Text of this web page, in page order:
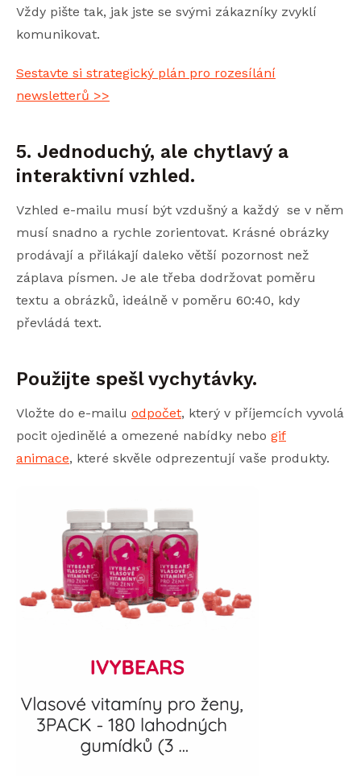
Vždy pište tak, jak jste se svými zákazníky zvyklí
komunikovat.
Sestavte si strategický plán pro rozesílání
newsletterů >>
5. Jednoduchý, ale chytlavý a
interaktivní vzhled.
Vzhled e-mailu musí být vzdušný a každý se v něm
musí snadno a rychle zorientovat. Krásné obrázky
prodávají a přilákají daleko větší pozornost než
záplava písmen. Je ale třeba dodržovat poměru
textu a obrázků, ideálně v poměru 60:40, kdy
převládá text.
Použijte spešl vychytávky.
Vložte do e-mailu odpočet, který v příjemcích vyvolá
pocit ojedinělé a omezené nabídky nebo gif
animace, které skvěle odprezentují vaše produkty.